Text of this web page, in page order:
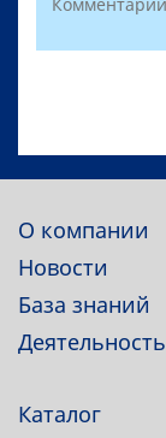
О компании
Новости
База знаний
Деятельность
Каталог